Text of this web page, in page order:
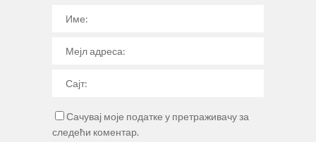
Сачувај моје податке у претраживачу за
следећи коментар.